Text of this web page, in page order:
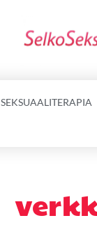
SEKSUAALITERAPIA